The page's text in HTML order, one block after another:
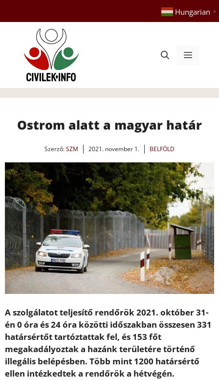
tartalomba
Hungarian ▼
Menü
Ostrom alatt a magyar határ
Szerző:SZM 2021. november 1. BELFÖLD
A szolgálatot teljesítő rendőrök 2021. október 31-
én 0 óra és 24 óra közötti időszakban összesen 331
határsértőt tartóztattak fel, és 153 főt
megakadályoztak a hazánk területére történő
illegális belépésben. Több mint 1200 határsértő
ellen intézkedtek a rendőrök a hétvégén.